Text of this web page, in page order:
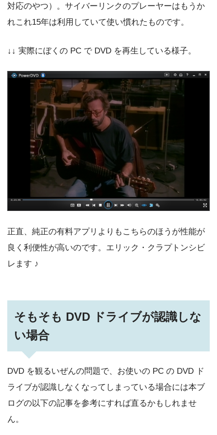
対応のやつ）。サイバーリンクのプレーヤーはもうか
れこれ15年は利用していて使い慣れたものです。
↓↓ 実際にぼくの PC で DVD を再生している様子。
正直、純正の有料アプリよりもこちらのほうが性能が
良く利便性が高いのです。エリック・クラプトンシビ
レます ♪
そもそも DVD ドライブが認識しな
い場合
DVD を観るいぜんの問題で、お使いの PC の DVD ド
ライブが認識しなくなってしまっている場合には本ブ
ログの以下の記事を参考にすれば直るかもしれませ
ん。